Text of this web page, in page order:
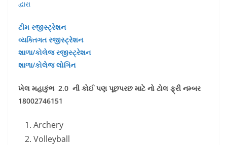
દ્વારા
ટીમ રજીસ્ટ્રેશન
વ્યક્તિગત રજીસ્ટ્રેશન
શાળા/કોલેજ રજીસ્ટ્રેશન
શાળા/કોલેજ લોગિન
ખેલ મહાકુંભ 2.0 ની કોઈ પણ પૂછપરછ માટે નો ટોલ ફ્રી નમ્બર
18002746151
Archery
Volleyball